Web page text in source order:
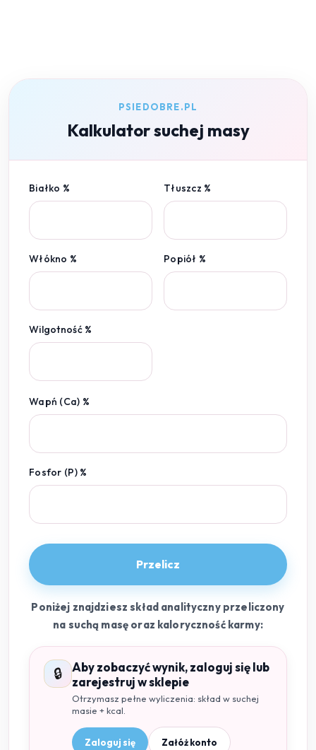
PSIEDOBRE.PL
Kalkulator suchej masy
Białko % Tłuszcz %
Włókno % Popiół %
Wilgotność %
Wapń (Ca) %
Fosfor (P) %
Przelicz
Poniżej znajdziesz skład analityczny przeliczony
na suchą masę oraz kaloryczność karmy:
🔒
Aby zobaczyć wynik, zaloguj się lub
zarejestruj w sklepie
Otrzymasz pełne wyliczenia: skład w suchej
masie + kcal.
Zaloguj się Załóż konto